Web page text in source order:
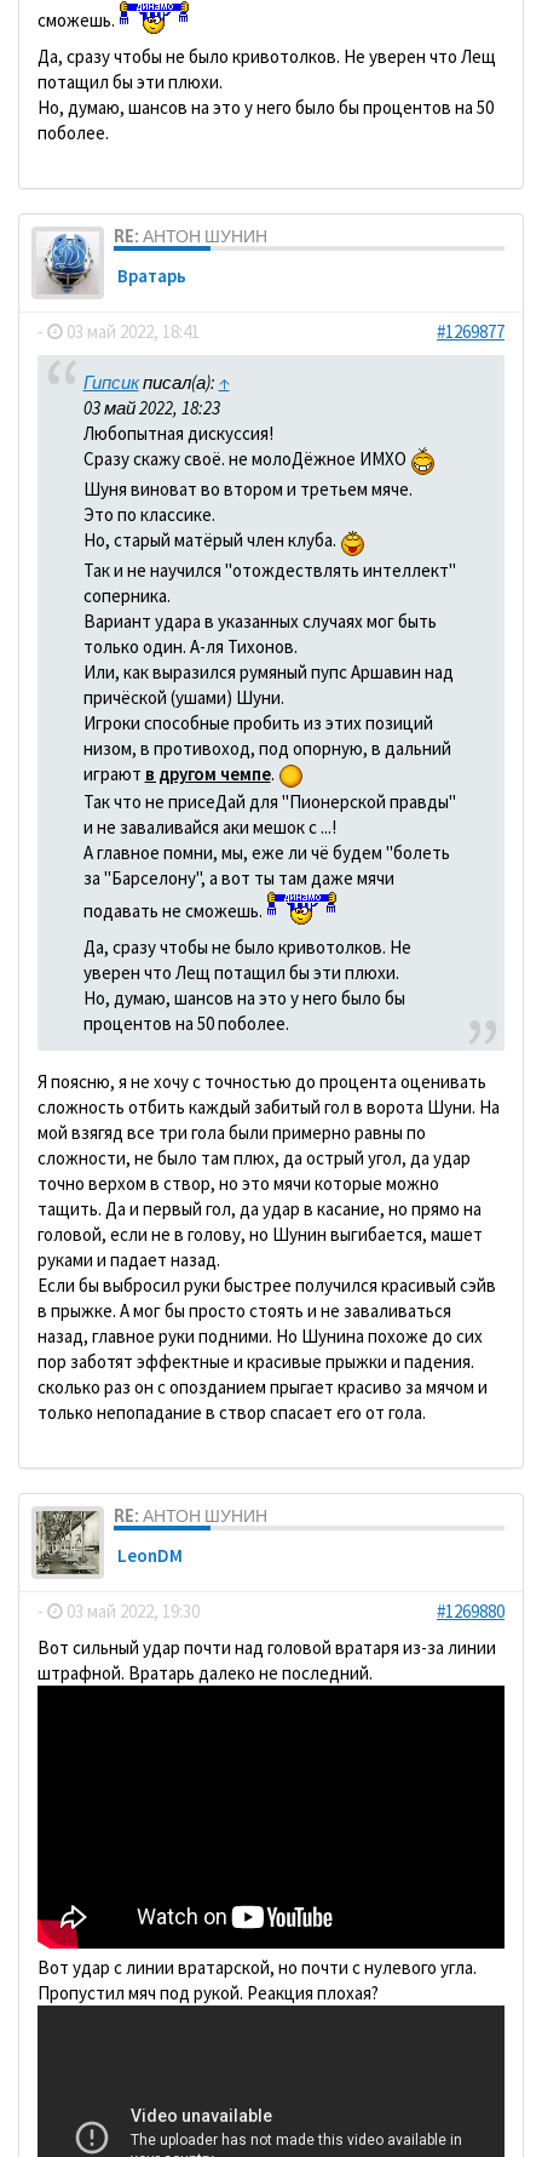
сможешь.
Да, сразу чтобы не было кривотолков. Не уверен что Лещ
потащил бы эти плюхи.
Но, думаю, шансов на это у него было бы процентов на 50
поболее.
RE: АНТОН ШУНИН
Вратарь
- 03 май 2022, 18:41 #1269877
Гипсикписал(а): ↑
03 май 2022, 18:23
Любопытная дискуссия!
Сразу скажу своё. не молоДёжное ИМХО
Шуня виноват во втором и третьем мяче.
Это по классике.
Но, старый матёрый член клуба.
Так и не научился "отождествлять интеллект"
соперника.
Вариант удара в указанных случаях мог быть
только один. А-ля Тихонов.
Или, как выразился румяный пупс Аршавин над
причёской (ушами) Шуни.
Игроки способные пробить из этих позиций
низом, в противоход, под опорную, в дальний
играют в другом чемпе.
Так что не присеДай для "Пионерской правды"
и не заваливайся аки мешок с ...!
А главное помни, мы, еже ли чё будем "болеть
за "Барселону", а вот ты там даже мячи
подавать не сможешь.
Да, сразу чтобы не было кривотолков. Не
уверен что Лещ потащил бы эти плюхи.
Но, думаю, шансов на это у него было бы
процентов на 50 поболее.
Я поясню, я не хочу с точностью до процента оценивать
сложность отбить каждый забитый гол в ворота Шуни. На
мой взягяд все три гола были примерно равны по
сложности, не было там плюх, да острый угол, да удар
точно верхом в створ, но это мячи которые можно
тащить. Да и первый гол, да удар в касание, но прямо на
головой, если не в голову, но Шунин выгибается, машет
руками и падает назад.
Если бы выбросил руки быстрее получился красивый сэйв
в прыжке. А мог бы просто стоять и не заваливаться
назад, главное руки подними. Но Шунина похоже до сих
пор заботят эффектные и красивые прыжки и падения.
сколько раз он с опозданием прыгает красиво за мячом и
только непопадание в створ спасает его от гола.
RE: АНТОН ШУНИН
LeonDM
- 03 май 2022, 19:30
#1269880
Вот сильный удар почти над головой вратаря из-за линии
штрафной. Вратарь далеко не последний.
Вот удар с линии вратарской, но почти с нулевого угла.
Пропустил мяч под рукой. Реакция плохая?